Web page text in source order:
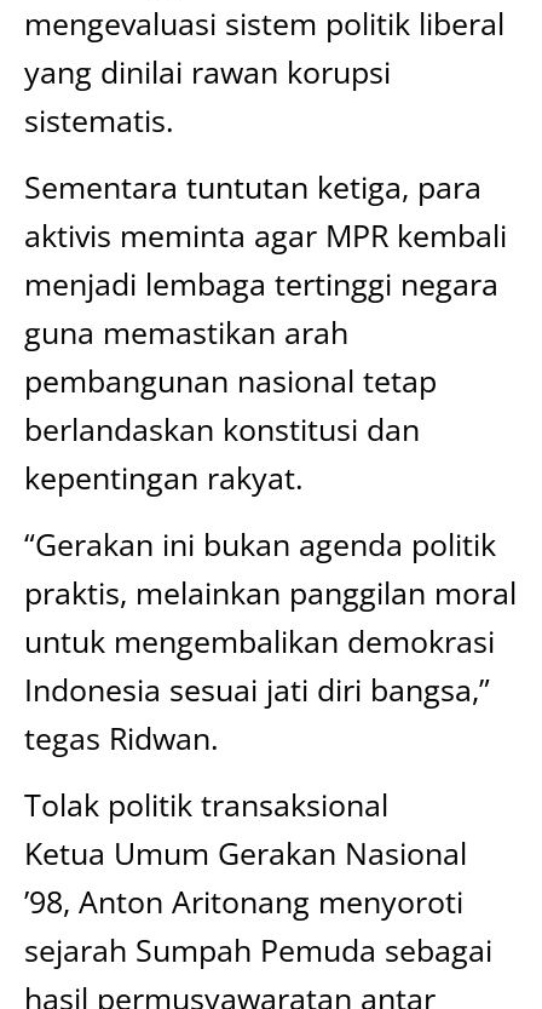
mengevaluasi sistem politik liberal
yang dinilai rawan korupsi
sistematis.
Sementara tuntutan ketiga, para
aktivis meminta agar MPR kembali
menjadi lembaga tertinggi negara
guna memastikan arah
pembangunan nasional tetap
berlandaskan konstitusi dan
kepentingan rakyat.
“Gerakan ini bukan agenda politik
praktis, melainkan panggilan moral
untuk mengembalikan demokrasi
Indonesia sesuai jati diri bangsa,”
tegas Ridwan.
Tolak politik transaksional
Ketua Umum Gerakan Nasional
’98, Anton Aritonang menyoroti
sejarah Sumpah Pemuda sebagai
hasil permusyawaratan antar